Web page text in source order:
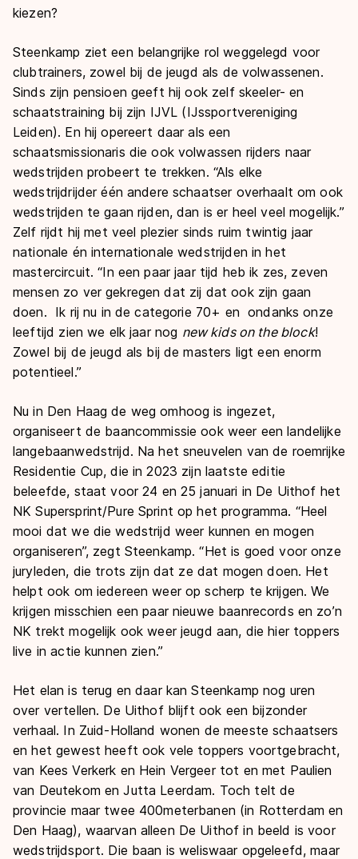
kiezen?
Steenkamp ziet een belangrijke rol weggelegd voor
clubtrainers, zowel bij de jeugd als de volwassenen.
Sinds zijn pensioen geeft hij ook zelf skeeler- en
schaatstraining bij zijn IJVL (IJssportvereniging
Leiden). En hij opereert daar als een
schaatsmissionaris die ook volwassen rijders naar
wedstrijden probeert te trekken. “Als elke
wedstrijdrijder één andere schaatser overhaalt om ook
wedstrijden te gaan rijden, dan is er heel veel mogelijk.”
Zelf rijdt hij met veel plezier sinds ruim twintig jaar
nationale én internationale wedstrijden in het
mastercircuit. “In een paar jaar tijd heb ik zes, zeven
mensen zo ver gekregen dat zij dat ook zijn gaan
doen. Ik rij nu in de categorie 70+ en ondanks onze
leeftijd zien we elk jaar nog new kids on the block!
Zowel bij de jeugd als bij de masters ligt een enorm
potentieel.”
Nu in Den Haag de weg omhoog is ingezet,
organiseert de baancommissie ook weer een landelijke
langebaanwedstrijd. Na het sneuvelen van de roemrijke
Residentie Cup, die in 2023 zijn laatste editie
beleefde, staat voor 24 en 25 januari in De Uithof het
NK Supersprint/Pure Sprint op het programma. “Heel
mooi dat we die wedstrijd weer kunnen en mogen
organiseren”, zegt Steenkamp. “Het is goed voor onze
juryleden, die trots zijn dat ze dat mogen doen. Het
helpt ook om iedereen weer op scherp te krijgen. We
krijgen misschien een paar nieuwe baanrecords en zo’n
NK trekt mogelijk ook weer jeugd aan, die hier toppers
live in actie kunnen zien.”
Het elan is terug en daar kan Steenkamp nog uren
over vertellen. De Uithof blijft ook een bijzonder
verhaal. In Zuid-Holland wonen de meeste schaatsers
en het gewest heeft ook vele toppers voortgebracht,
van Kees Verkerk en Hein Vergeer tot en met Paulien
van Deutekom en Jutta Leerdam. Toch telt de
provincie maar twee 400meterbanen (in Rotterdam en
Den Haag), waarvan alleen De Uithof in beeld is voor
wedstrijdsport. Die baan is weliswaar opgeleefd, maar